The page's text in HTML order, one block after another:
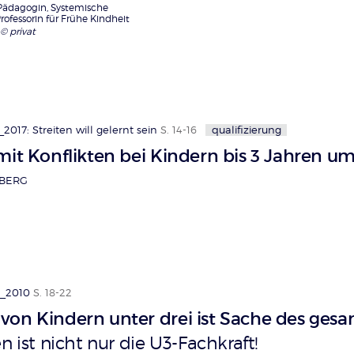
Systemische
für Frühe Kindheit
privat
Streiten will gelernt sein S. 14-16 qualifizierung
Konflikten bei Kindern bis 3 Jahren
S. 18-22
Kindern unter drei ist Sache des
ist nicht nur die U3-Fachkraft!